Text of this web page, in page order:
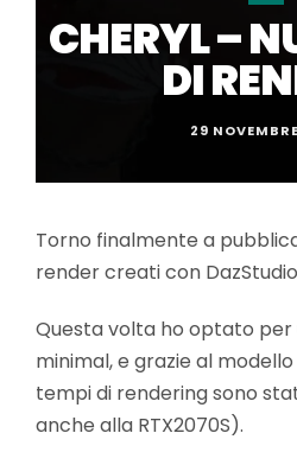
CHERYL –
DI
29
Torno finalmente a
render creati con
Questa volta ho optato per
minimal, e grazie al
tempi di rendering sono
anche alla RTX2070S).